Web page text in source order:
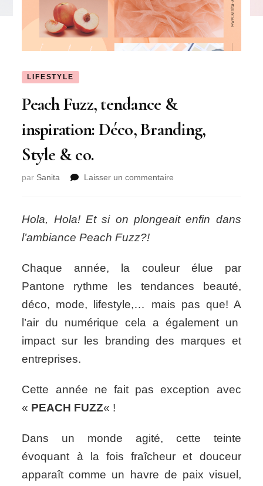
LIFESTYLE
Peach Fuzz, tendance &
inspiration: Déco, Branding,
Style & co.
par Sanita Laisser un commentaire
tendance
&
Branding,
&
Hola, Hola! Et si on plongeait enfin dans
l’ambiance Peach Fuzz?!
Chaque année, la couleur élue par
Pantone rythme les tendances beauté,
déco, mode, lifestyle,… mais pas que! A
l’air du numérique cela a également un
impact sur les branding des marques et
entreprises.
Cette année ne fait pas exception avec
« PEACH FUZZ« !
Dans un monde agité, cette teinte
évoquant à la fois fraîcheur et douceur
apparaît comme un havre de paix visuel,